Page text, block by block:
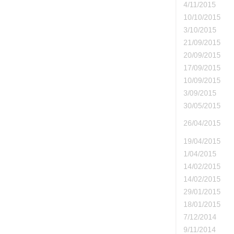
4/11/2015
10/10/2015
3/10/2015
21/09/2015
20/09/2015
17/09/2015
10/09/2015
3/09/2015
30/05/2015
26/04/2015
19/04/2015
1/04/2015
14/02/2015
14/02/2015
29/01/2015
18/01/2015
7/12/2014
9/11/2014